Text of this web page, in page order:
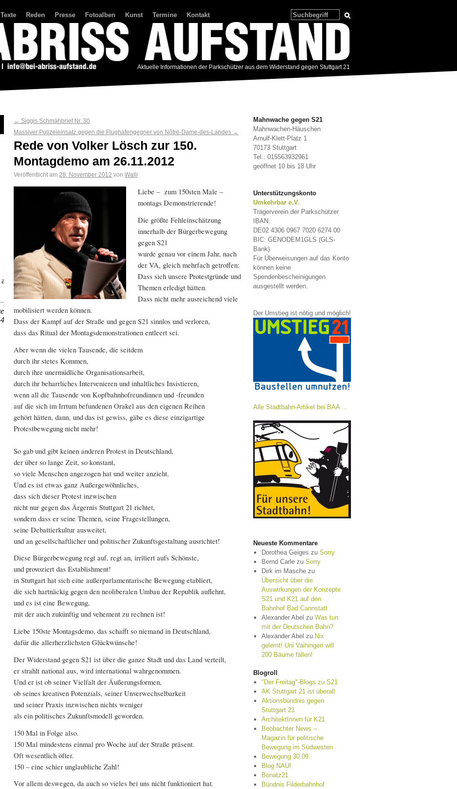
Texte Reden Presse Fotoalben Kunst Termine Kontakt
Aktuelle Informationen der Parkschützer aus dem Widerstand gegen Stuttgart 21
← Siggis Schmähbrief Nr. 30
Massiver Polizeieinsatz gegen die Flughafengegner von Nôtre-Dame-des-Landes →
Rede von Volker Lösch zur 150.
Montagdemo am 26.11.2012
Veröffentlicht am 28. November 2012 von Walli
Liebe – zum 150sten Male –
montags Demonstrierende!
Die größte Fehleinschätzung
innerhalb der Bürgerbewegung
gegen S21
wurde genau vor einem Jahr, nach
der VA, gleich mehrfach getroffen:
Dass sich unsere Protestgründe und
Themen erledigt hätten.
Dass nicht mehr ausreichend viele
mobilisiert werden können.
Dass der Kampf auf der Straße und gegen S21 sinnlos und verloren,
dass das Ritual der Montagsdemonstrationen entleert sei.
Aber wenn die vielen Tausende, die seitdem
durch ihr stetes Kommen,
durch ihre unermüdliche Organisationsarbeit,
durch ihr beharrliches Intervenieren und inhaltliches Insistieren,
wenn all die Tausende von Kopfbahnhofreundinnen und -freunden
auf die sich im Irrtum befundenen Orakel aus den eigenen Reihen
gehört hätten, dann, und das ist gewiss, gäbe es diese einzigartige
Protestbewegung nicht mehr!
So gab und gibt keinen anderen Protest in Deutschland,
der über so lange Zeit, so konstant,
so viele Menschen angezogen hat und weiter anzieht.
Und es ist etwas ganz Außergewöhnliches,
dass sich dieser Protest inzwischen
nicht nur gegen das Ärgernis Stuttgart 21 richtet,
sondern dass er seine Themen, seine Fragestellungen,
seine Debattierkultur ausweitet,
und an gesellschaftlicher und politischer Zukunftsgestaltung ausrichtet!
Diese Bürgerbewegung regt auf, regt an, irritiert aufs Schönste,
und provoziert das Establishment!
in Stuttgart hat sich eine außerparlamentarische Bewegung etabliert,
die sich hartnäckig gegen den neoliberalen Umbau der Republik auflehnt,
und es ist eine Bewegung,
mit der auch zukünftig und vehement zu rechnen ist!
Liebe 150ste Montagsdemo, das schafft so niemand in Deutschland,
dafür die allerherzlichsten Glückwünsche!
Der Widerstand gegen S21 ist über die ganze Stadt und das Land verteilt,
er strahlt national aus, wird international wahrgenommen.
Und er ist ob seiner Vielfalt der Äußerungsformen,
ob seines kreativen Potenzials, seiner Unverwechselbarkeit
und seiner Praxis inzwischen nichts weniger
als ein politisches Zukunftsmodell geworden.
150 Mal in Folge also.
150 Mal mindestens einmal pro Woche auf der Straße präsent.
Oft wesentlich öfter.
150 – eine schier unglaubliche Zahl!
Vor allem deswegen, da auch so vieles bei uns nicht funktioniert hat.
Mahnwache gegen S21
Mahnwachen-Häuschen
Arnulf-Klett-Platz 1
70173 Stuttgart
Tel.: 015563932961
geöffnet 10 bis 18 Uhr
Unterstützungskonto
Umkehrbar e.V.
Trägerverein der Parkschützer
IBAN:
DE02 4306 0967 7020 6274 00
BIC: GENODEM1GLS (GLS-
Bank)
Für Überweisungen auf das Konto
können keine
Spendenbescheinigungen
ausgestellt werden.
Der Umstieg ist nötig und möglich!
Alle Stadtbahn-Artikel bei BAA ...
Neueste Kommentare
Dorothea Geiges zu Sorry
Bernd Carlezu Sorry
Dirk im Maschezu
Übersicht über die
Auswirkungen der Konzepte
S21 und K21 auf den
Bahnhof Bad Cannstatt
Alexander Abel zu Was tun
mit der Deutschen Bahn?
Alexander Abel zu Nix
gelernt! Uni Vaihingen will
200 Bäume fällen!
Blogroll
"Der Freitag"-Blogs zu S21
AK Stuttgart 21 ist überall
Aktionsbündnis gegen
Stuttgart 21
ArchitektInnen für K21
Beobachter News –
Magazin für politische
Bewegung im Südwesten
Bewegung 30.09.
Blog NAU!
Bonatz21
Bündnis Filderbahnhof